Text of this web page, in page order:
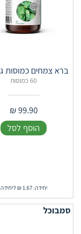
ברא צמחים כמוסות
60 כמוסות
99.90
₪
הוסף לסל
יחידה: 1.67 ₪ ליחידה
סמבוכל